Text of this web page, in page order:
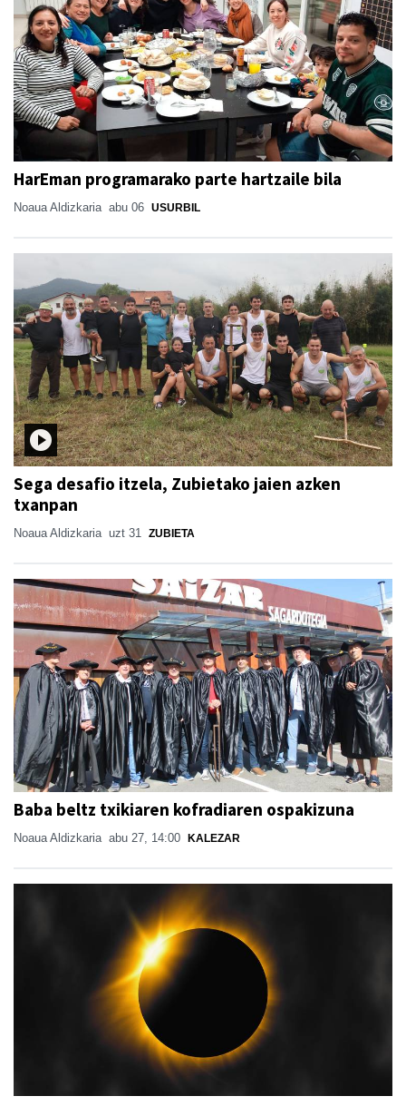
HarEman programarako parte hartzaile bila
Noaua Aldizkaria abu 06 USURBIL
Sega desafio itzela, Zubietako jaien azken
txanpan
Noaua Aldizkaria uzt 31 ZUBIETA
Baba beltz txikiaren kofradiaren ospakizuna
Noaua Aldizkaria abu 27, 14:00 KALEZAR